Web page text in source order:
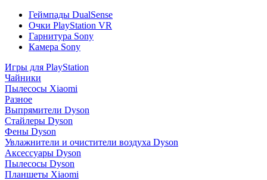
Геймпады DualSense
Очки PlayStation VR
Гарнитура Sony
Камера Sony
Игры для PlayStation
Чайники
Пылесосы Xiaomi
Разное
Выпрямители Dyson
Стайлеры Dyson
Фены Dyson
Увлажнители и очистители воздуха Dyson
Аксессуары Dyson
Пылесосы Dyson
Планшеты Xiaomi